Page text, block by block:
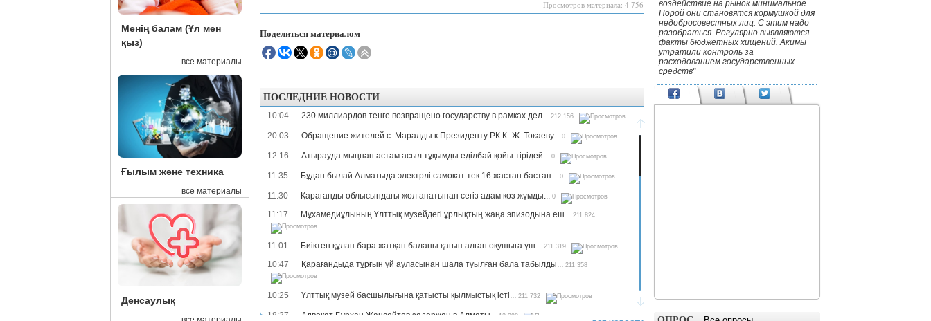
Менің балам (Ұл мен
қыз)
все материалы
Ғылым және техника
все материалы
Денсаулық
Просмотров материала: 4 756
Поделиться материалом
ПОСЛЕДНИЕ НОВОСТИ
10:04 230 миллиардов тенге возвращено государству в рамках дел... 212 156
20:03 Обращение жителей с. Маралды к Президенту РК К.-Ж. Токаеву... 0
12:16 Атырауда мыңнан астам асыл тұқымды еділбай қойы тірідей... 0
11:35 Бұдан былай Алматыда электрлі самокат тек 16 жастан бастап... 0
11:30 Қарағанды облысындағы жол апатынан сегіз адам көз жұмды... 0
11:17 Мұхамедиұлының Ұлттық музейдегі ұрлықтың жаңа эпизодына еш... 211 824
11:01 Биіктен құлап бара жатқан баланы қағып алған оқушыға үш... 211 319
10:47 Қарағандыда тұрғын үй ауласынан шала туылған бала табылды... 211 358
10:25 Ұлттық музей басшылығына қатысты қылмыстық істі... 211 732
18:37 Адвокат Бурхан Жансейтов задержан в Алматы... 13 298
воздействие на рынок минимальное.
Порой они становятся кормушкой для
недобросовестных лиц. С этим надо
разобраться. Регулярно выявляются
факты бюджетных хищений. Акимы
утратили контроль за
расходованием государственных
средств"